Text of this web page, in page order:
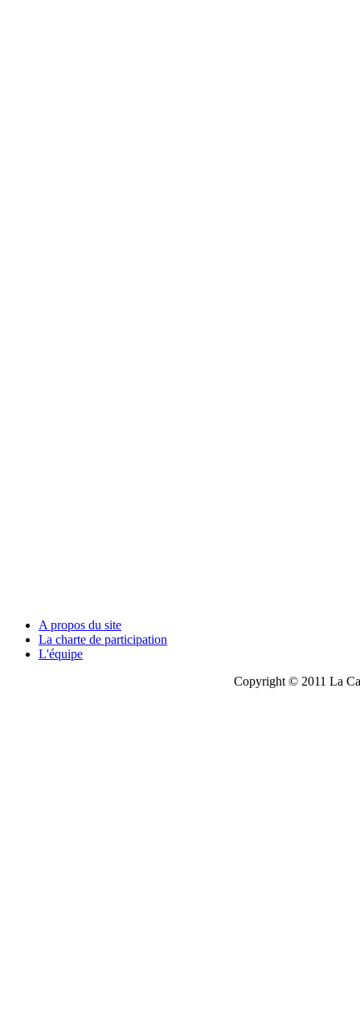
A propos du site
La charte de participation
L'équipe
Copyright © 2011 La